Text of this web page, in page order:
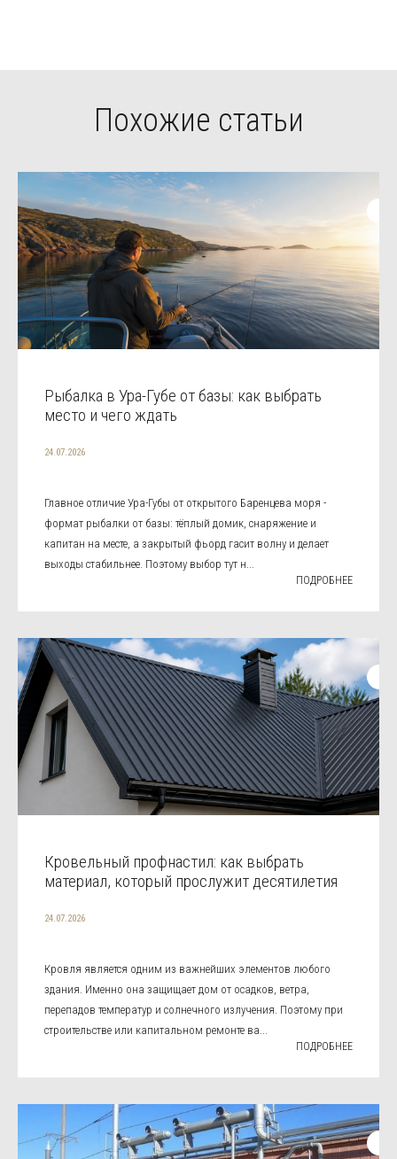
Похожие статьи
Рыбалка в Ура-Губе от базы: как выбрать
место и чего ждать
24.07.2026
Главное отличие Ура-Губы от открытого Баренцева моря -
формат рыбалки от базы: тёплый домик, снаряжение и
капитан на месте, а закрытый фьорд гасит волну и делает
выходы стабильнее. Поэтому выбор тут н...
ПОДРОБНЕЕ
Кровельный профнастил: как выбрать
материал, который прослужит десятилетия
24.07.2026
Кровля является одним из важнейших элементов любого
здания. Именно она защищает дом от осадков, ветра,
перепадов температур и солнечного излучения. Поэтому при
строительстве или капитальном ремонте ва...
ПОДРОБНЕЕ